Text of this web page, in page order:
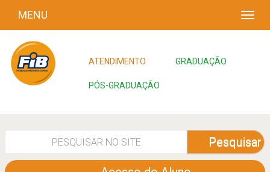
MENU
ATENDIMENTO GRADUAÇÃO
PÓS-GRADUAÇÃO
Pesquisar